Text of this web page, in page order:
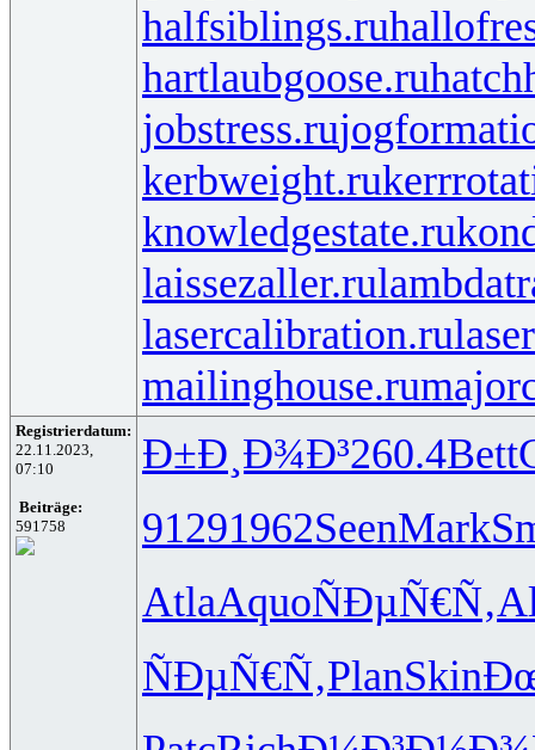
halfsiblings.ru
hartlaubgoose.ru
jobstress.ru
kerbweight.ru
knowledgestate.ru
laissezaller.ru
lasercalibration.ru
mailinghouse.ru
Registrierdatum:
22.11.2023,
07:10
Beiträge:
591758
Ð±Ð¸Ð¾Ð³260.4Bett
91291962SeenMark
AtlaAquoÑÐµÑ€Ñ‚
ÑÐµÑ€Ñ‚PlanSkin